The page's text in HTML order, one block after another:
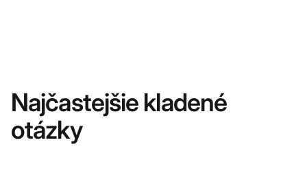
Najčastejšie kladené
otázky